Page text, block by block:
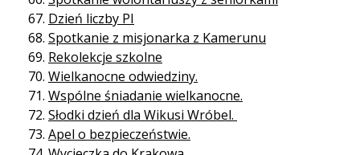
Dzień liczby PI
Spotkanie z misjonarka z Kamerunu
Rekolekcje szkolne
Wielkanocne odwiedziny.
Wspólne śniadanie wielkanocne.
Słodki dzień dla Wikusi Wróbel.
Apel o bezpieczeństwie.